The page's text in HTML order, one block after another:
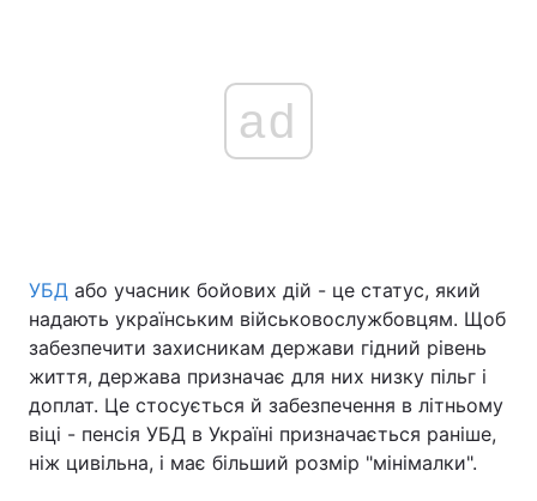
Головна Війна
Україна Політика
Економіка Світ
Спорт Наука
ad
УБД або учасник бойових дій - це статус, який
надають українським військовослужбовцям. Щоб
забезпечити захисникам держави гідний рівень
життя, держава призначає для них низку пільг і
доплат. Це стосується й забезпечення в літньому
віці - пенсія УБД в Україні призначається раніше,
ніж цивільна, і має більший розмір "мінімалки".